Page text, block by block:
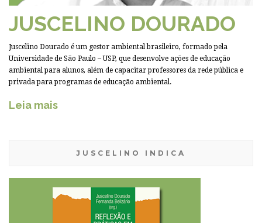
JUSCELINO DOURADO
Juscelino Dourado é um gestor ambiental brasileiro, formado pela
Universidade de São Paulo – USP, que desenvolve ações de educação
ambiental para alunos, além de capacitar professores da rede pública e
privada para programas de educação ambiental.
Leia mais
JUSCELINO INDICA